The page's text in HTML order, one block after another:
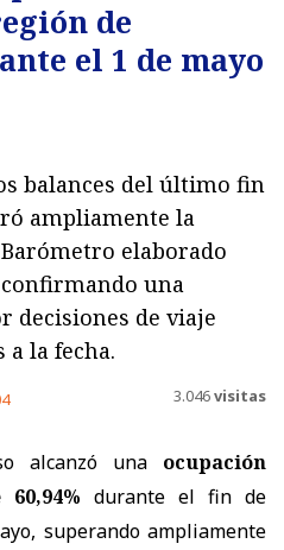
de
el 1 de mayo
balances del último fin
ampliamente la
elaborado
confirmando una
decisiones de viaje
a la fecha.
3.046visitas
alcanzó una
ocupación
durante el fin de
superando ampliamente